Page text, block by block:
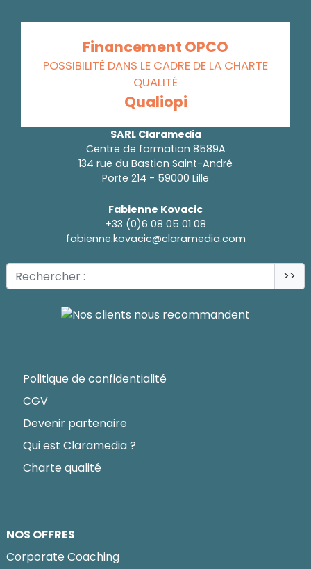
Financement OPCO
POSSIBILITÉ DANS LE CADRE DE LA CHARTE
QUALITÉ
Qualiopi
SARL Claramedia
Centre de formation 8589A
134 rue du Bastion Saint-André
Porte 214 - 59000 Lille
Fabienne Kovacic
+33 (0)6 08 05 01 08
fabienne.kovacic@claramedia.com
>>
Politique de confidentialité
CGV
Devenir partenaire
Qui est Claramedia ?
Charte qualité
NOS OFFRES
Corporate Coaching